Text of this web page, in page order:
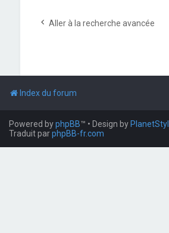
Aller à la recherche avancée
Index du forum
Powered byphpBB™ • Design by
Traduit parphpBB-fr.com